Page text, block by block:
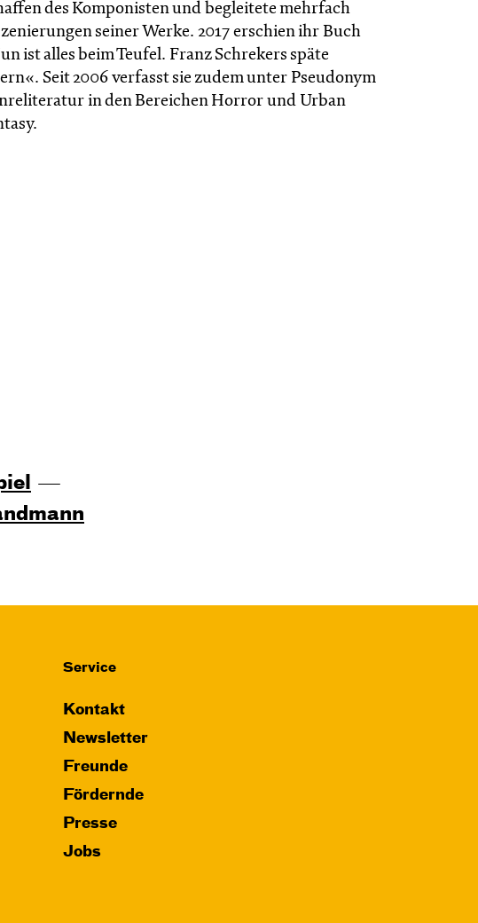
des Komponisten und begleitete mehrfach
seiner Werke. 2017 erschien ihr Buch
ist alles beim Teufel. Franz Schrekers späte
Seit 2006 verfasst sie zudem unter Pseudonym
in den Bereichen Horror und Urban
Service
Kontakt
Newsletter
Freunde
Fördernde
Presse
Jobs